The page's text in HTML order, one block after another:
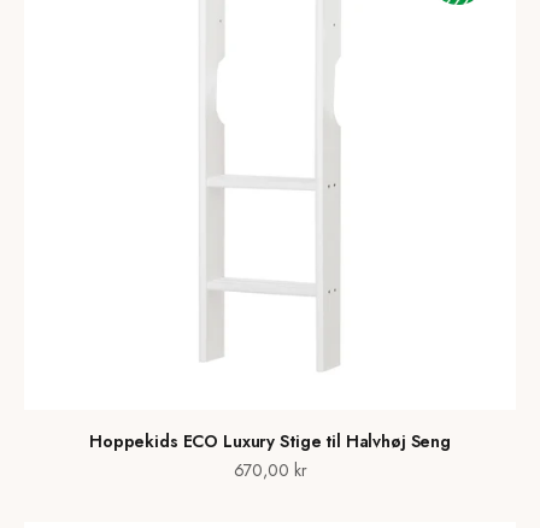
Hoppekids ECO Luxury Stige til Halvhøj Seng
Salgspris
670,00 kr